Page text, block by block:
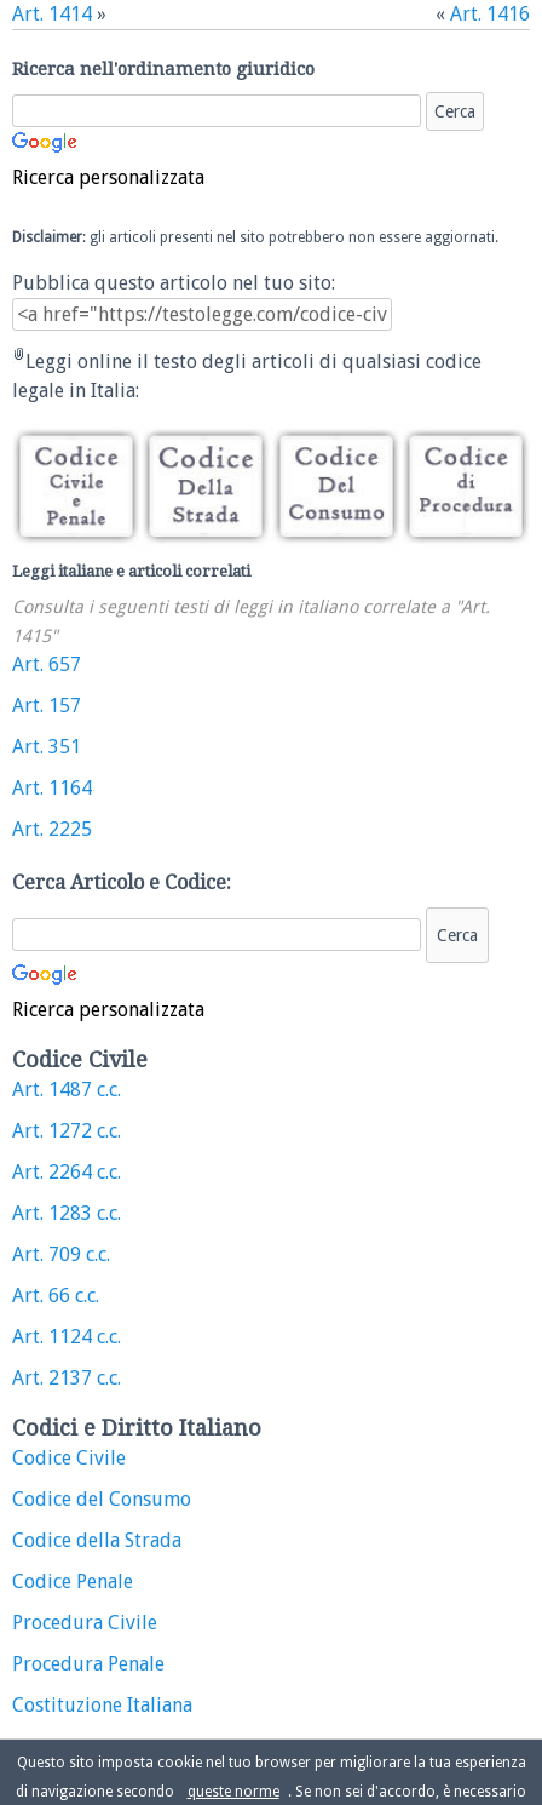
Art. 1414 » « Art. 1416
Ricerca nell'ordinamento giuridico
Ricerca personalizzata
Disclaimer: gli articoli presenti nel sito potrebbero non essere aggiornati.
Pubblica questo articolo nel tuo sito:
Leggi online il testo degli articoli di qualsiasi codice
legale in Italia:
Leggi italiane e articoli correlati
Consulta i seguenti testi di leggi in italiano correlate a "Art.
1415"
Art. 657
Art. 157
Art. 351
Art. 1164
Art. 2225
Cerca Articolo e Codice:
Ricerca personalizzata
Codice Civile
Art. 1487 c.c.
Art. 1272 c.c.
Art. 2264 c.c.
Art. 1283 c.c.
Art. 709 c.c.
Art. 66 c.c.
Art. 1124 c.c.
Art. 2137 c.c.
Codici e Diritto Italiano
Codice Civile
Codice del Consumo
Codice della Strada
Codice Penale
Procedura Civile
Procedura Penale
Costituzione Italiana
Questo sito imposta cookie nel tuo browser per migliorare la tua esperienza
di navigazione secondo
queste norme . Se non sei d'accordo, è necessario